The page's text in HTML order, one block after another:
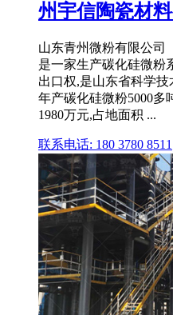
州宇信陶瓷材
山东青州微粉有限公司
是一家生产碳化硅微粉
出口权,是山东省科学
年产碳化硅微粉5000多
1980万元,占地面积 ...
联系电话: 180 3780 8511